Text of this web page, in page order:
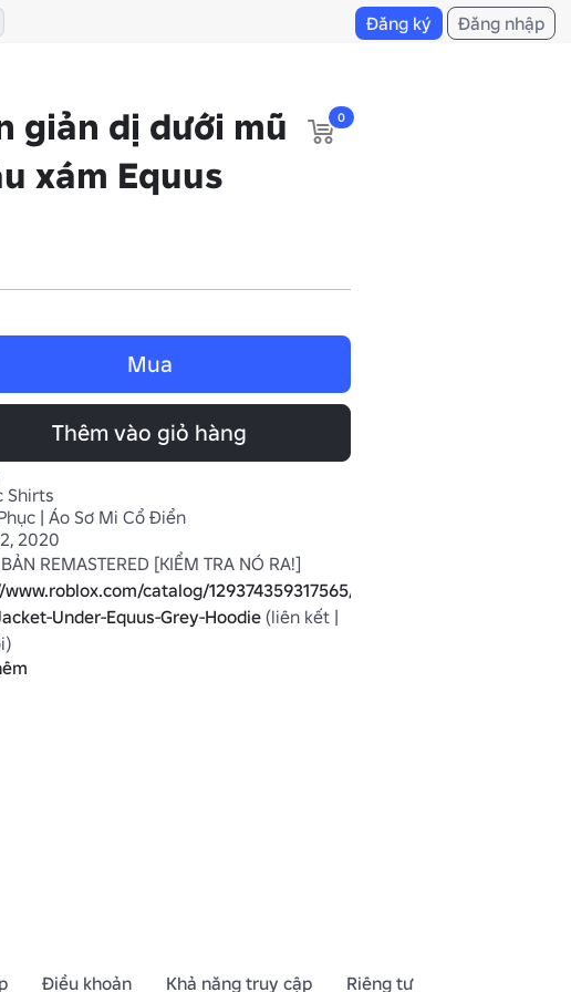
Đăng ký Đăng nhập
giản dị dưới mũ
xám Equus
0
Mua
Thêm vào giỏ hàng
Shirts
| Áo Sơ Mi Cổ Điển
2020
catalog/129374359317565/Equus-
Under-Equus-Grey-Hoodie (liên kết |
lần
Điều khoản Khả năng truy cập Riêng tư